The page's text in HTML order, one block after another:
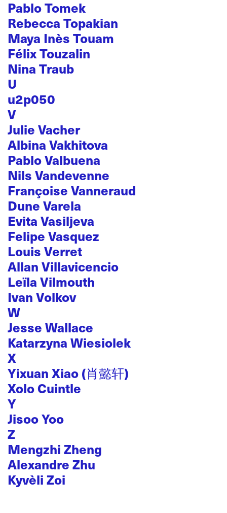
Pablo Tomek
Rebecca Topakian
Maya Inès Touam
Félix Touzalin
Nina Traub
U
u2p050
V
Julie Vacher
Albina Vakhitova
Pablo Valbuena
Nils Vandevenne
Françoise Vanneraud
Dune Varela
Evita Vasiljeva
Felipe Vasquez
Louis Verret
Allan Villavicencio
Leïla Vilmouth
Ivan Volkov
W
Jesse Wallace
Katarzyna Wiesiolek
X
Yixuan Xiao (肖懿轩)
Xolo Cuintle
Y
Jisoo Yoo
Z
Mengzhi Zheng
Alexandre Zhu
Kyvèli Zoi